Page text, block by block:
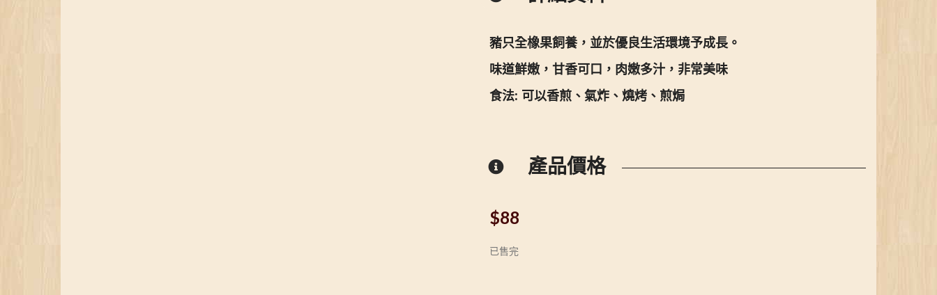
豬只全橡果飼養，並於優良生活環境予成長。
味道鮮嫩，甘香可口，肉嫩多汁，非常美味
食法: 可以香煎、氣炸、燒烤、煎焗
產品價格
$88
已售完